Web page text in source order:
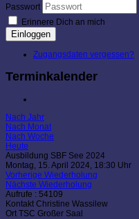
Passwort
Erinnere Dich an mich
Einloggen
Zugangsdaten vergessen?
Terminkalender
Nach Jahr
Nach Monat
Nach Woche
Heute
Ausbildung SBF See 2024
Montag, 15. April 2024, 18:30 Uhr
Vorherige Wiederholung
Nächste Wiederholung
Aufrufe : 54109
Kontakt Christine Wassilew
Ort TSC Großer Saal